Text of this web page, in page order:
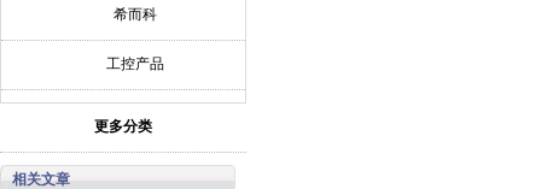
希而科
工控产品
更多分类
相关文章